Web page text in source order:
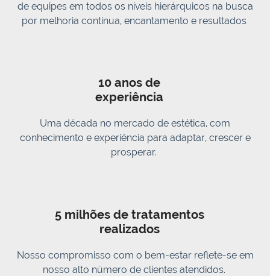
de equipes em todos os níveis hierárquicos na busca
por melhoria contínua, encantamento e resultados
10 anos de
experiência
Uma década no mercado de estética, com
conhecimento e experiência para adaptar, crescer e
prosperar.
5 milhões de tratamentos
realizados
Nosso compromisso com o bem-estar reflete-se em
nosso alto número de clientes atendidos.